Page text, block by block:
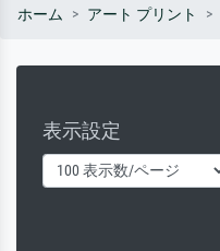
ホーム アート プリント
表示設定